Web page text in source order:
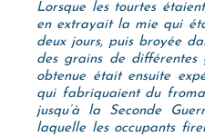
Lorsque les tourtes
en extrayait la mie qui
deux jours, puis broyée
des grains de différentes
obtenue était ensuite
qui fabriquaient du
jusqu’à la Seconde
laquelle les occupants